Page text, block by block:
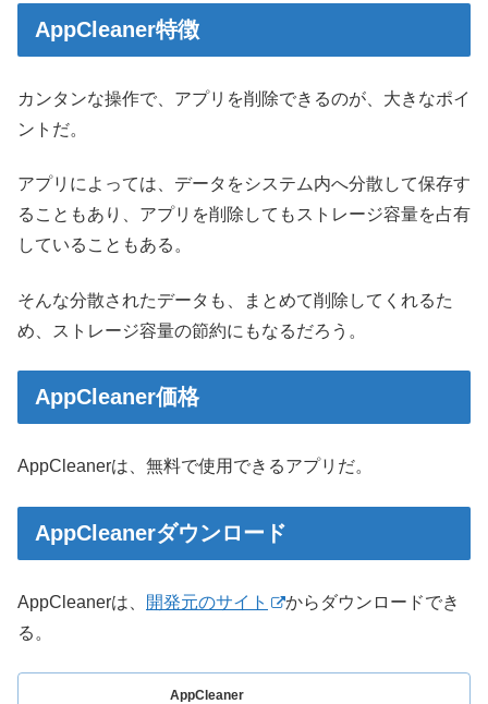
AppCleaner特徴
カンタンな操作で、アプリを削除できるのが、大きなポイ
ントだ。
アプリによっては、データをシステム内へ分散して保存す
ることもあり、アプリを削除してもストレージ容量を占有
していることもある。
そんな分散されたデータも、まとめて削除してくれるた
め、ストレージ容量の節約にもなるだろう。
AppCleaner価格
AppCleanerは、無料で使用できるアプリだ。
AppCleanerダウンロード
AppCleanerは、 開発元のサイト
からダウンロードでき
る。
AppCleaner